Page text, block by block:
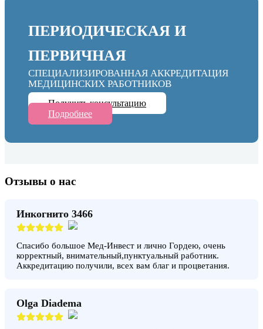
ПЕРИОДИЧЕСКАЯ И
ПЕРВИЧНАЯ
СПЕЦИАЛИЗИРОВАННАЯ АККРЕДИТАЦИЯ
МЕДИЦИНСКИХ РАБОТНИКОВ
Получить консультацию
Подробнее
Отзывы о нас
Инкогнито 3466
Спасибо большое Мед-Инвест и лично Гордею, очень
корректный, внимательный,пунктуальный работник.
Аккредитацию получили, всех вам благ и процветания.
Olga Diadema